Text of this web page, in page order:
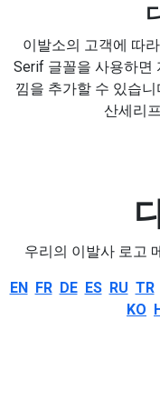
이발소의 고객에 따
Serif 글꼴을 사용하면
낌을 추가할 수 있습
산세리
우리의 이발사 로고
EN FR DE ES RU TR
KO